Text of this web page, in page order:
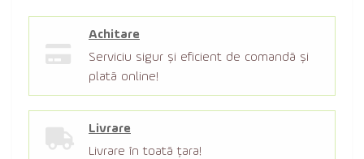
Achitare
Serviciu sigur şi eficient de comandă şi
plată online!
Livrare
Livrare în toată țara!